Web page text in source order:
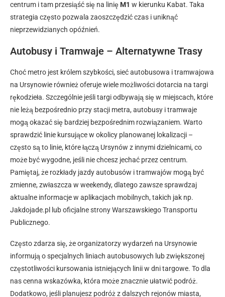
centrum i tam przesiąść się na linię M1 w kierunku Kabat. Taka
strategia często pozwala zaoszczędzić czas i uniknąć
nieprzewidzianych opóźnień.
Autobusy i Tramwaje – Alternatywne Trasy
Choć metro jest królem szybkości, sieć autobusowa i tramwajowa
na Ursynowie również oferuje wiele możliwości dotarcia na targi
rękodzieła. Szczególnie jeśli targi odbywają się w miejscach, które
nie leżą bezpośrednio przy stacji metra, autobusy i tramwaje
mogą okazać się bardziej bezpośrednim rozwiązaniem. Warto
sprawdzić linie kursujące w okolicy planowanej lokalizacji –
często są to linie, które łączą Ursynów z innymi dzielnicami, co
może być wygodne, jeśli nie chcesz jechać przez centrum.
Pamiętaj, że rozkłady jazdy autobusów i tramwajów mogą być
zmienne, zwłaszcza w weekendy, dlatego zawsze sprawdzaj
aktualne informacje w aplikacjach mobilnych, takich jak np.
Jakdojade.pl lub oficjalne strony Warszawskiego Transportu
Publicznego.
Często zdarza się, że organizatorzy wydarzeń na Ursynowie
informują o specjalnych liniach autobusowych lub zwiększonej
częstotliwości kursowania istniejących linii w dni targowe. To dla
nas cenna wskazówka, która może znacznie ułatwić podróż.
Dodatkowo, jeśli planujesz podróż z dalszych rejonów miasta,